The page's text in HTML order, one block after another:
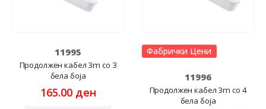
11995
Продолжен кабел 3m со 3
бела боја
165.00 ден
Фабрички Цени
11996
Продолжен кабел 3m со 4
бела боја